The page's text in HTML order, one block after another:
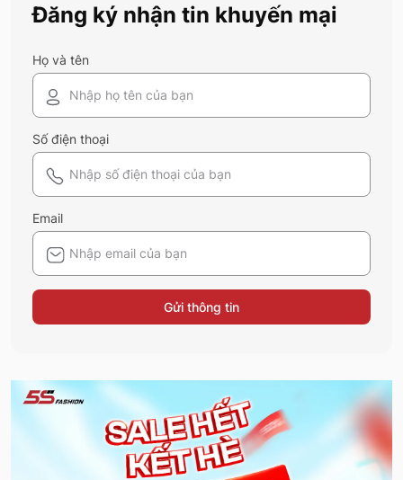
Đăng ký nhận tin khuyến mại
Họ và tên
Số điện thoại
Email
Gửi thông tin